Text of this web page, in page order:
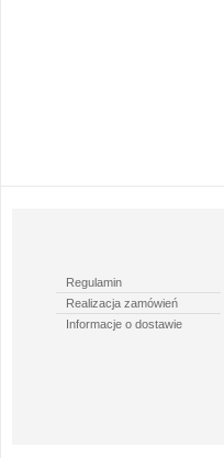
Regulamin
Realizacja zamówień
Informacje o dostawie